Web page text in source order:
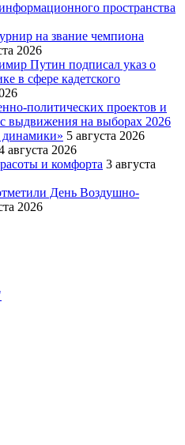
пространства
на звание чемпиона
2026
Путин подписал указ о
в сфере кадетского
политических проектов и
выдвижения на выборах 2026
динамики» 5 августа 2026
августа 2026
и комфорта 3 августа
День Воздушно-
2026